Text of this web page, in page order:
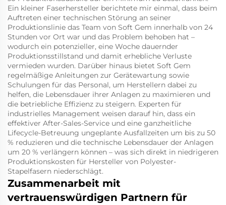
Ein kleiner Faserhersteller berichtete mir einmal, dass beim
Auftreten einer technischen Störung an seiner
Produktionslinie das Team von Soft Gem innerhalb von 24
Stunden vor Ort war und das Problem behoben hat –
wodurch ein potenzieller, eine Woche dauernder
Produktionsstillstand und damit erhebliche Verluste
vermieden wurden. Darüber hinaus bietet Soft Gem
regelmäßige Anleitungen zur Gerätewartung sowie
Schulungen für das Personal, um Herstellern dabei zu
helfen, die Lebensdauer ihrer Anlagen zu maximieren und
die betriebliche Effizienz zu steigern. Experten für
industrielles Management weisen darauf hin, dass ein
effektiver After-Sales-Service und eine ganzheitliche
Lifecycle-Betreuung ungeplante Ausfallzeiten um bis zu 50
% reduzieren und die technische Lebensdauer der Anlagen
um 20 % verlängern können – was sich direkt in niedrigeren
Produktionskosten für Hersteller von Polyester-
Stapelfasern niederschlägt.
Zusammenarbeit mit
vertrauenswürdigen Partnern für